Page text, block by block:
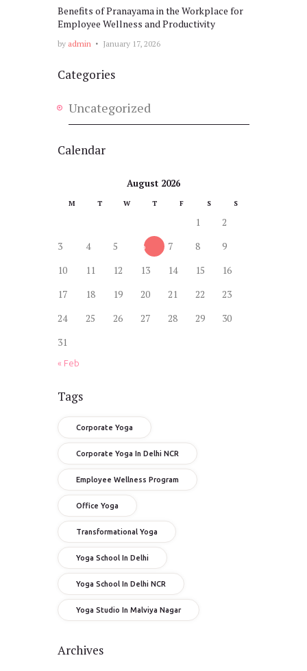
Benefits of Pranayama in the Workplace for
Employee Wellness and Productivity
by admin January 17, 2026
Categories
Uncategorized
Calendar
August 2026
M T W T F S S
1
2
3
4 5 6 7 8
9
10
11 12 13 14 15
16
17
18 19 20 21 22
23
24
25 26 27 28 29
30
31
« Feb
Tags
Corporate Yoga
Corporate Yoga In Delhi NCR
Employee Wellness Program
Office Yoga
Transformational Yoga
Yoga School In Delhi
Yoga School In Delhi NCR
Yoga Studio In Malviya Nagar
Archives